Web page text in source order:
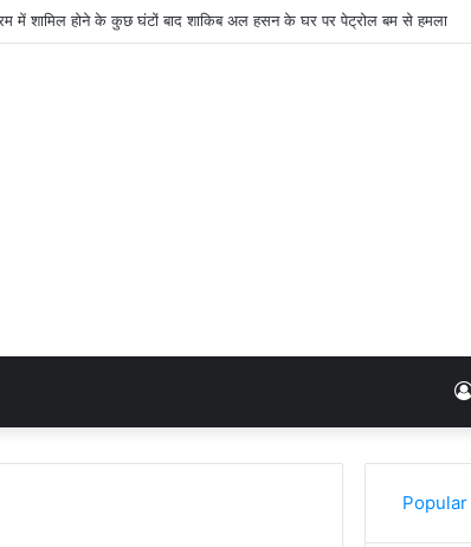
में शामिल होने के कुछ घंटों बाद शाकिब अल हसन के घर पर पेट्रोल बम से हमला
Popular